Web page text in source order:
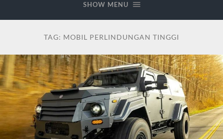
SHOW MENU
TAG: MOBIL PERLINDUNGAN TINGGI